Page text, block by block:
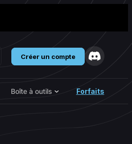
Créer un compte
Boîte à outils Forfaits